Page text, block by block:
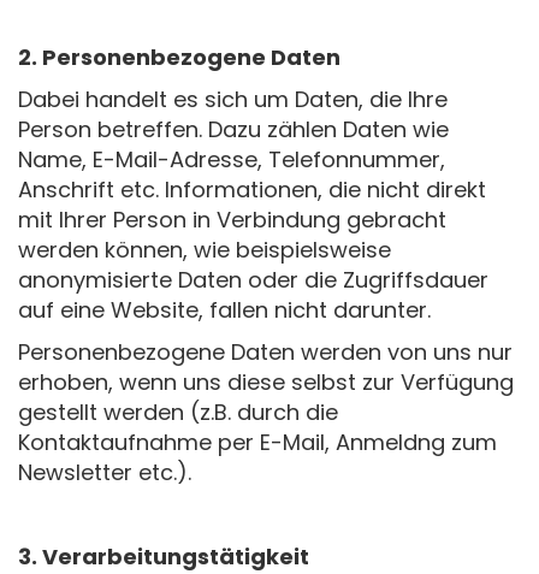
2. Personenbezogene Daten
Dabei handelt es sich um Daten, die Ihre
Person betreffen. Dazu zählen Daten wie
Name, E-Mail-Adresse, Telefonnummer,
Anschrift etc. Informationen, die nicht direkt
mit Ihrer Person in Verbindung gebracht
werden können, wie beispielsweise
anonymisierte Daten oder die Zugriffsdauer
auf eine Website, fallen nicht darunter.
Personenbezogene Daten werden von uns nur
erhoben, wenn uns diese selbst zur Verfügung
gestellt werden (z.B. durch die
Kontaktaufnahme per E-Mail, Anmeldng zum
Newsletter etc.).
3. Verarbeitungstätigkeit